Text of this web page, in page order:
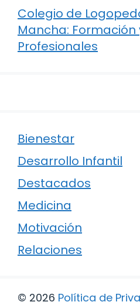
Colegio de
Mancha:
Profesionales
Bienestar
Desarrollo Infantil
Destacados
Medicina
Motivación
Relaciones
© 2026 Política de